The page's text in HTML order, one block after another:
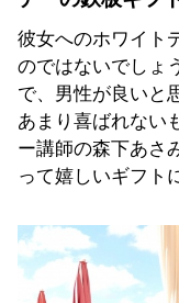
彼女へのホワイト
のではないでしょ
で、男性が良いと
あまり喜ばれない
ー講師の森下あさ
って嬉しいギフト